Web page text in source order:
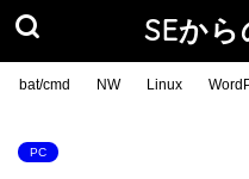
SEか
bat/cmd NW Linux
PC